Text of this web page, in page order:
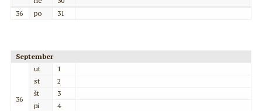
36
po 31
September
36
ut
1
st
2
št
3
pi
4